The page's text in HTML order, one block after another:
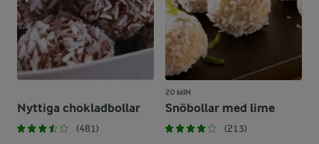
Nyttiga chokladbollar
(481)
20 MIN
Snöbollar med lime
(213)